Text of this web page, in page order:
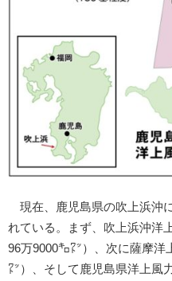
現在、鹿児島県の吹上浜沖
れている。まず、吹上浜沖洋
96万9000㌔㍗）、次に薩摩洋
㍗）、そして鹿児島県洋上風